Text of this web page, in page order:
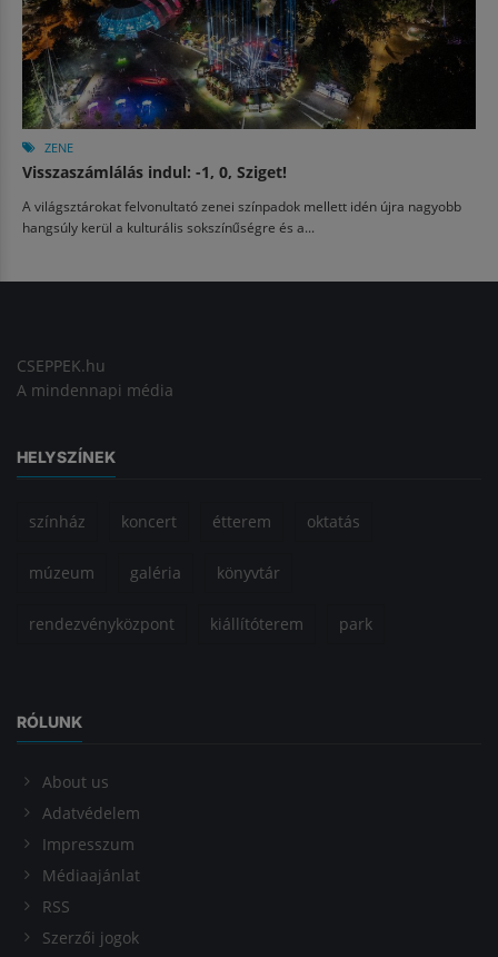
ZENE
Visszaszámlálás indul: -1, 0, Sziget!
A világsztárokat felvonultató zenei színpadok mellett idén újra nagyobb
hangsúly kerül a kulturális sokszínűségre és a...
CSEPPEK.hu
A mindennapi média
HELYSZÍNEK
színház koncert étterem oktatás
múzeum galéria könyvtár
rendezvényközpont kiállítóterem park
RÓLUNK
About us
Adatvédelem
Impresszum
Médiaajánlat
RSS
Szerzői jogok